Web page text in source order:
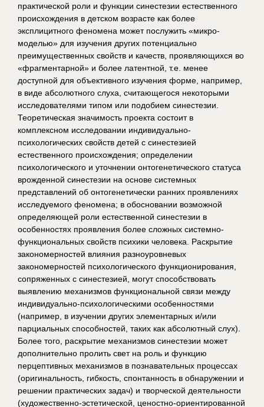
практической роли и функции синестезии естественного
происхождения в детском возрасте как более
эксплицитного феномена может послужить «микро-
моделью» для изучения других потенциально
преимущественных свойств и качеств, проявляющихся во
«фрагментарной» и более латентной, т.е. менее
доступной для объективного изучения форме, например,
в виде абсолютного слуха, считающегося некоторыми
исследователями типом или подобием синестезии.
Теоретическая значимость проекта состоит в
комплексном исследовании индивидуально-
психологических свойств детей с синестезией
естественного происхождения; определении
психологического и уточнении онтогенетического статуса
врожденной синестезии на основе системных
представлений об онтогенетически ранних проявлениях
исследуемого феномена; в обосновании возможной
определяющей роли естественной синестезии в
особенностях проявления более сложных системно-
функциональных свойств психики человека. Раскрытие
закономерностей влияния разноуровневых
закономерностей психологического функционирования,
сопряженных с синестезией, могут способствовать
выявлению механизмов функциональной связи между
индивидуально-психологическими особенностями
(например, в изучении других элементарных и/или
парциальных способностей, таких как абсолютный слух).
Более того, раскрытие механизмов синестезии может
дополнительно пролить свет на роль и функцию
перцептивных механизмов в познавательных процессах
(оригинальность, гибкость, спонтанность в обнаружении и
решении практических задач) и творческой деятельности
(художественно-эстетической, ценостно-ориентированной